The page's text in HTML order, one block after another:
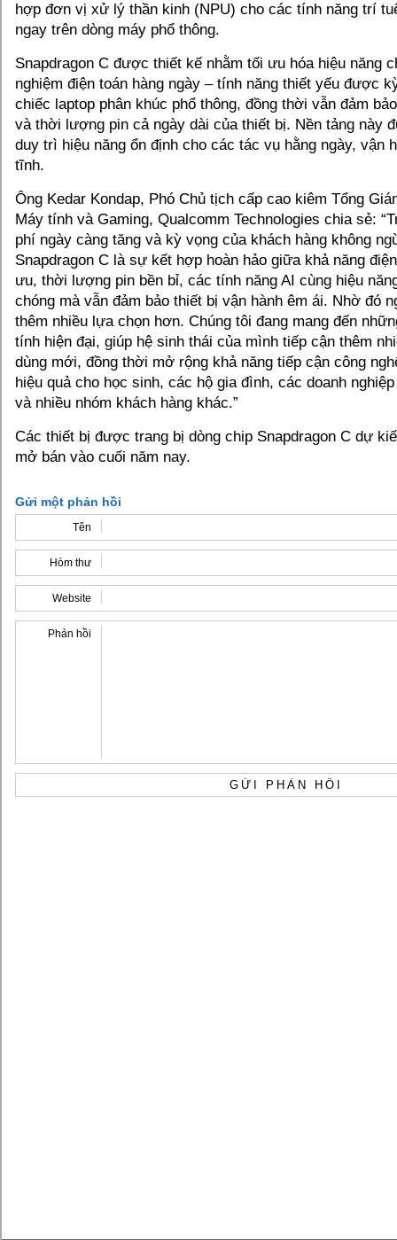
hợp đơn vị xử lý thần kinh (NPU) cho các tính năng trí
ngay trên dòng máy phổ thông.
Snapdragon C được thiết kế nhằm tối ưu hóa hiệu năng
nghiệm điện toán hàng ngày – tính năng thiết yếu được
chiếc laptop phân khúc phổ thông, đồng thời vẫn đảm
và thời lượng pin cả ngày dài của thiết bị. Nền tảng này
duy trì hiệu năng ổn định cho các tác vụ hằng ngày, vận
tĩnh.
Ông Kedar Kondap, Phó Chủ tịch cấp cao kiêm Tổng
Máy tính và Gaming, Qualcomm Technologies chia sẻ:
phí ngày càng tăng và kỳ vọng của khách hàng không
Snapdragon C là sự kết hợp hoàn hảo giữa khả năng
ưu, thời lượng pin bền bỉ, các tính năng AI cùng hiệu
chóng mà vẫn đảm bảo thiết bị vận hành êm ái. Nhờ đó
thêm nhiều lựa chọn hơn. Chúng tôi đang mang đến
tính hiện đại, giúp hệ sinh thái của mình tiếp cận thêm
dùng mới, đồng thời mở rộng khả năng tiếp cận công
hiệu quả cho học sinh, các hộ gia đình, các doanh
và nhiều nhóm khách hàng khác.”
Các thiết bị được trang bị dòng chip Snapdragon C dự
mở bán vào cuối năm nay.
Gửi một phản hồi
Tên
Hòm thư
Website
Phản hồi